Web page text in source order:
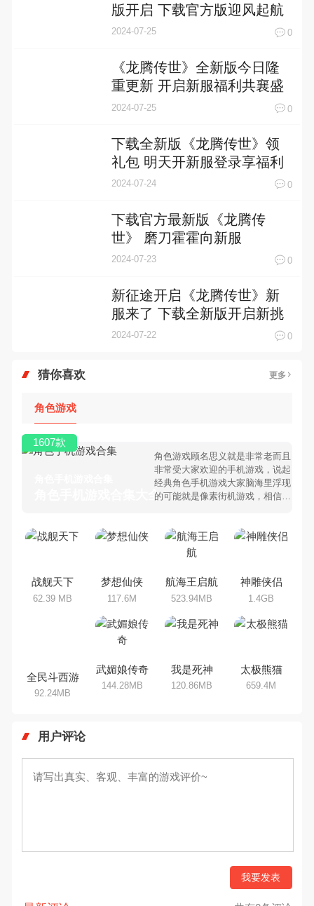
版开启 下载官方版迎风起航
2024-07-25 0
《龙腾传世》全新版今日隆
重更新 开启新服福利共襄盛
举
2024-07-25 0
下载全新版《龙腾传世》领
礼包 明天开新服登录享福利
2024-07-24 0
下载官方最新版《龙腾传
世》 磨刀霍霍向新服
2024-07-23 0
新征途开启《龙腾传世》新
服来了 下载全新版开启新挑
战
2024-07-22 0
猜你喜欢 更多
角色游戏
角色手机游戏合集大全 >
角色游戏顾名思义就是非常老而且
非常受大家欢迎的手机游戏，说起
经典角色手机游戏大家脑海里浮现
的可能就是像素街机游戏，相信很
色手机游戏有哪些呢？游戏今天，
乐途下载站小编芒果味的怪咖给大
集，欢迎大家前来选择下载体验
1607款
战舰天下
62.39 MB
梦想仙侠
117.6M
航海王启航
523.94MB
神雕侠侣
1.4GB
全民斗西游
92.24MB
武媚娘传奇
144.28MB
我是死神
120.86MB
太极熊猫
659.4M
用户评论
我要发表
最新评论 共有0条评论